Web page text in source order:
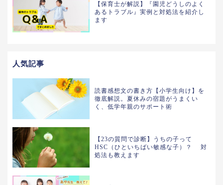
【保育士が解説】『園児どうしのよく
あるトラブル』実例と対処法を紹介し
ます
人気記事
読書感想文の書き方【小学生向け】を
徹底解説。夏休みの宿題がうまくい
く、低学年親のサポート術
【23の質問で診断】うちの子って
HSC（ひといちばい敏感な子）？ 対
処法も教えます